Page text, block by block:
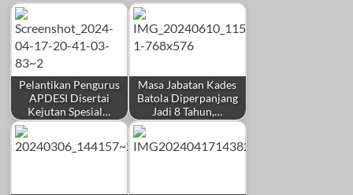
Pelantikan Pengurus
APDESI Disertai
Kejutan Spesial…
Masa Jabatan Kades
Batola Diperpanjang
Jadi 8 Tahun,…